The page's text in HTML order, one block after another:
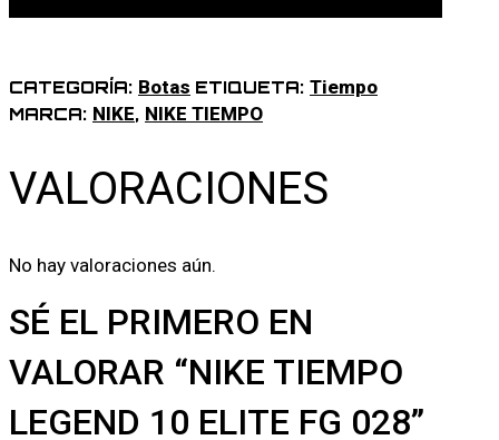
10
028
cantidad
CATEGORÍA: Botas ETIQUETA: Tiempo
MARCA: NIKE, NIKE TIEMPO
VALORACIONES
No hay valoraciones aún.
SÉ EL PRIMERO EN
VALORAR “NIKE TIEMPO
LEGEND 10 ELITE FG 028”